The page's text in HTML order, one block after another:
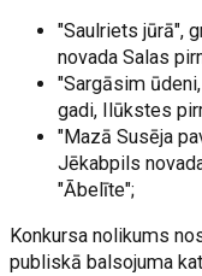
"Saulriets jūrā",
novada Salas
"Sargāsim
gadi, Ilūkstes
"Mazā Susēja
Jēkabpils
"Ābelīte";
Konkursa nolikums
publiskā balsojuma